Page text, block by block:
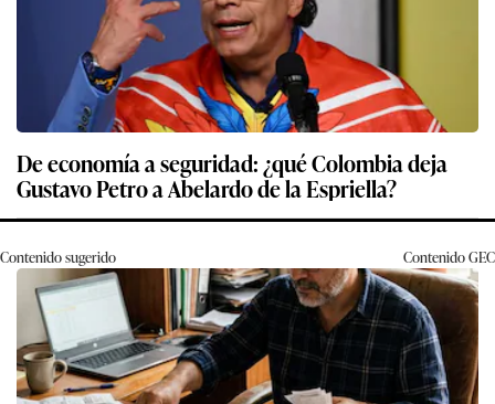
De economía a seguridad: ¿qué Colombia deja
Gustavo Petro a Abelardo de la Espriella?
Contenido sugerido ContenidoGEC